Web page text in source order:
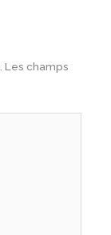
Les champs